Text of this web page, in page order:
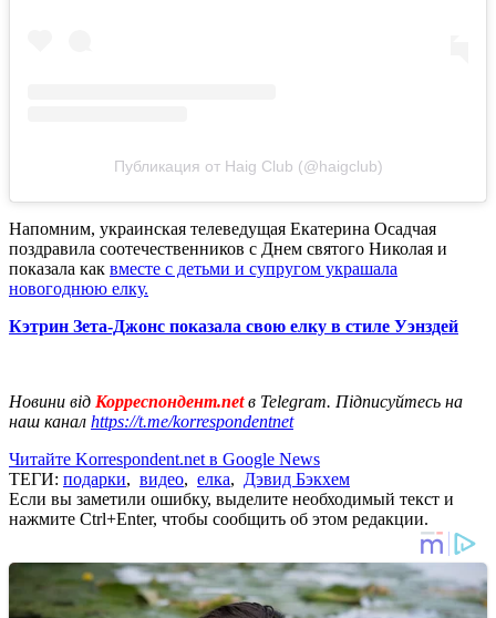
Публикация от Haig Club (@haigclub)
Напомним, украинская телеведущая Екатерина Осадчая
поздравила соотечественников с Днем святого Николая и
показала как вместе с детьми и супругом украшала
новогоднюю елку.
Кэтрин Зета-Джонс показала свою елку в стиле Уэнздей
Новини від Корреспондент.netв Telegram. Підписуйтесь на
наш канал https://t.me/korrespondentnet
Читайте Korrespondent.net в Google News
ТЕГИ: подарки, видео, елка, Дэвид Бэкхем
Если вы заметили ошибку, выделите необходимый текст и
нажмите Ctrl+Enter, чтобы сообщить об этом редакции.